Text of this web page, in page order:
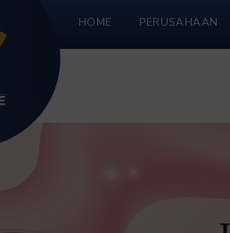
HOME PERUSAHAAN